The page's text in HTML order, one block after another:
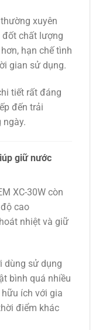
xuyên
chất lượng
hạn chế tình
gian sử dụng.
tiết rất đáng
đến trải
ngày.
giữ nước
XC-30W còn
cao
nhiệt và giữ
dùng sử dụng
bình quá nhiều
ích với gia
điểm khác